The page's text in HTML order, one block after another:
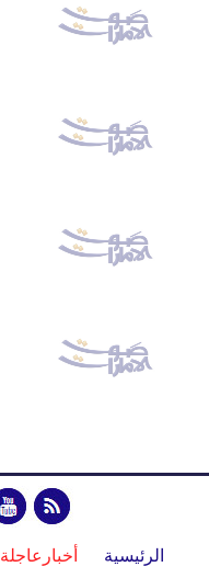
الرئيسية أخبارعاجلة